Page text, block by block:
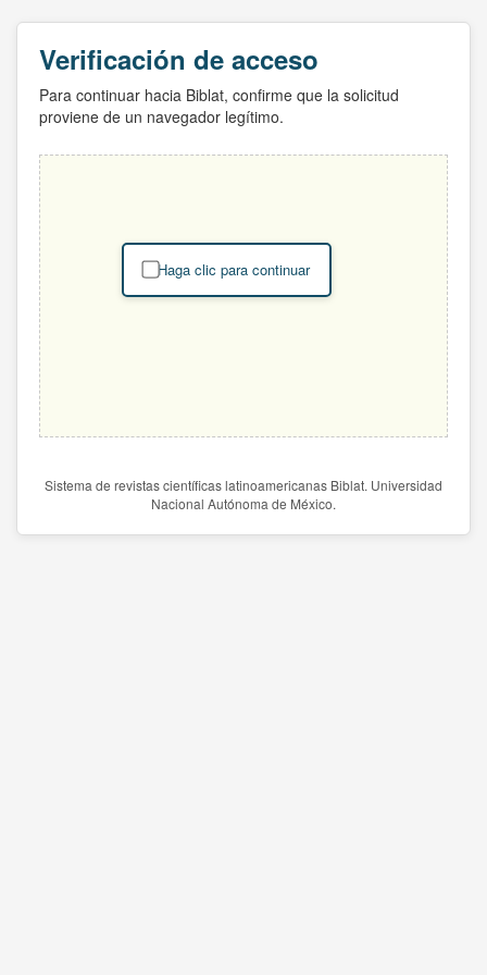
Verificación de acceso
Para continuar hacia Biblat, confirme que la solicitud
proviene de un navegador legítimo.
Haga clic para continuar
Sistema de revistas científicas latinoamericanas Biblat. Universidad
Nacional Autónoma de México.